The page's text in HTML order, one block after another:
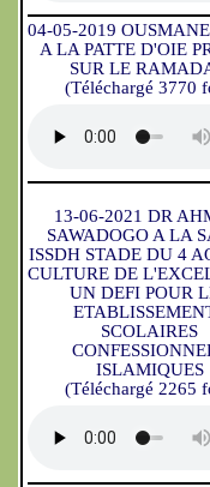
04-05-2019
A LA PATTE D'OIE
SUR LE
(Téléchargé 3770
13-06-2021 DR
SAWADOGO A LA
ISSDH STADE DU 4
CULTURE DE
UN DEFI POUR
SCOLAIRES
ISLAMIQUES
(Téléchargé 2265